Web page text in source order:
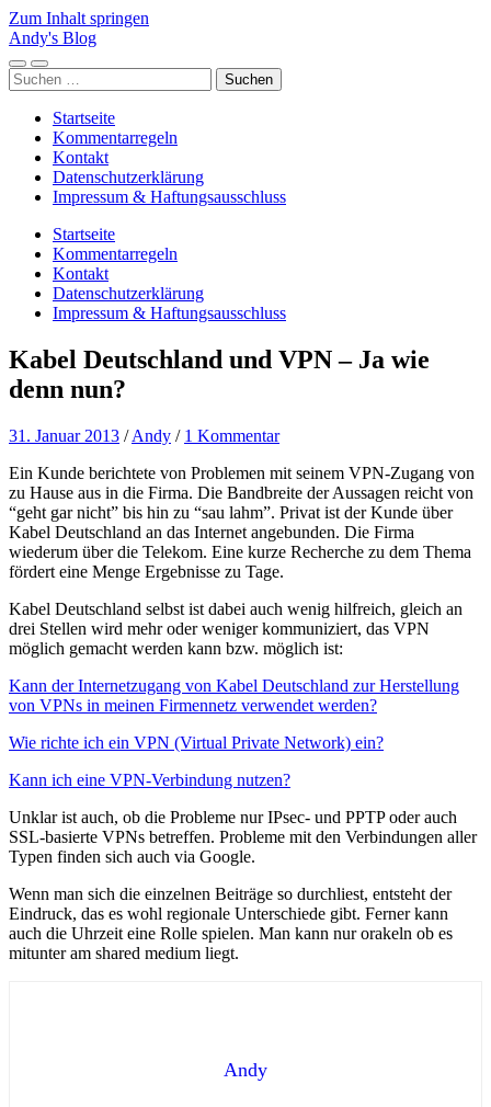
Zum Inhalt springen
Andy's Blog
Mobile-
Menü
Suchfeld
ein-/ausblenden
Suchen
nach:
Startseite
Kommentarregeln
Kontakt
Datenschutzerklärung
Impressum & Haftungsausschluss
Startseite
Kommentarregeln
Kontakt
Datenschutzerklärung
Impressum & Haftungsausschluss
Kabel Deutschland und VPN – Ja wie
denn nun?
31. Januar 2013 /Andy / 1 Kommentar
Ein Kunde berichtete von Problemen mit seinem VPN-Zugang von
zu Hause aus in die Firma. Die Bandbreite der Aussagen reicht von
“geht gar nicht” bis hin zu “sau lahm”. Privat ist der Kunde über
Kabel Deutschland an das Internet angebunden. Die Firma
wiederum über die Telekom. Eine kurze Recherche zu dem Thema
fördert eine Menge Ergebnisse zu Tage.
Kabel Deutschland selbst ist dabei auch wenig hilfreich, gleich an
drei Stellen wird mehr oder weniger kommuniziert, das VPN
möglich gemacht werden kann bzw. möglich ist:
Kann der Internetzugang von Kabel Deutschland zur Herstellung
von VPNs in meinen Firmennetz verwendet werden?
Wie richte ich ein VPN (Virtual Private Network) ein?
Kann ich eine VPN-Verbindung nutzen?
Unklar ist auch, ob die Probleme nur IPsec- und PPTP oder auch
SSL-basierte VPNs betreffen. Probleme mit den Verbindungen aller
Typen finden sich auch via Google.
Wenn man sich die einzelnen Beiträge so durchliest, entsteht der
Eindruck, das es wohl regionale Unterschiede gibt. Ferner kann
auch die Uhrzeit eine Rolle spielen. Man kann nur orakeln ob es
mitunter am shared medium liegt.
Andy